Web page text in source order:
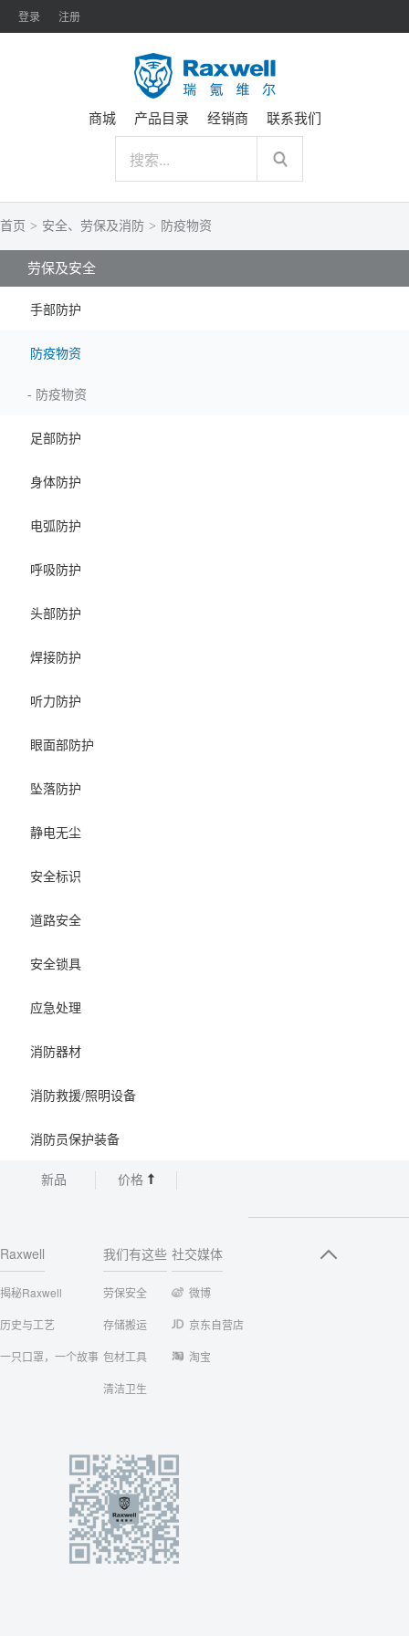
登录 注册
商城 产品目录 经销商 联系我们
首页 > 安全、劳保及消防 > 防疫物资
劳保及安全
手部防护
防疫物资
- 防疫物资
足部防护
身体防护
电弧防护
呼吸防护
头部防护
焊接防护
听力防护
眼面部防护
坠落防护
静电无尘
安全标识
道路安全
安全锁具
应急处理
消防器材
消防救援/照明设备
消防员保护装备
新品 价格
Raxwell
揭秘Raxwell
历史与工艺
一只口罩，一个故事
我们有这些
劳保安全
存储搬运
包材工具
清洁卫生
社交媒体
微博
京东自营店
淘宝